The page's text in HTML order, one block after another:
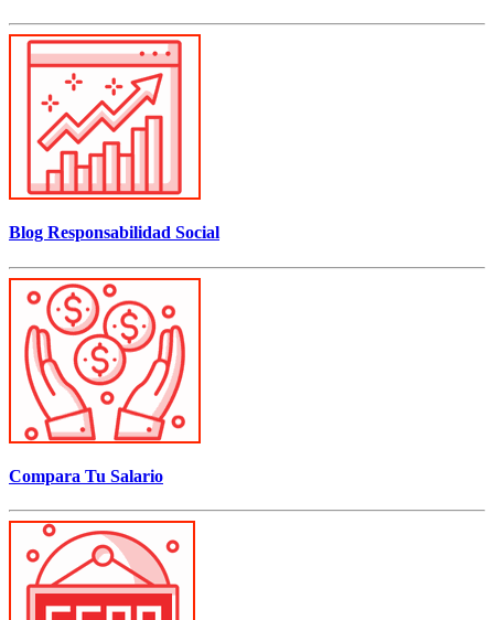
Blog Responsabilidad Social
Compara Tu Salario